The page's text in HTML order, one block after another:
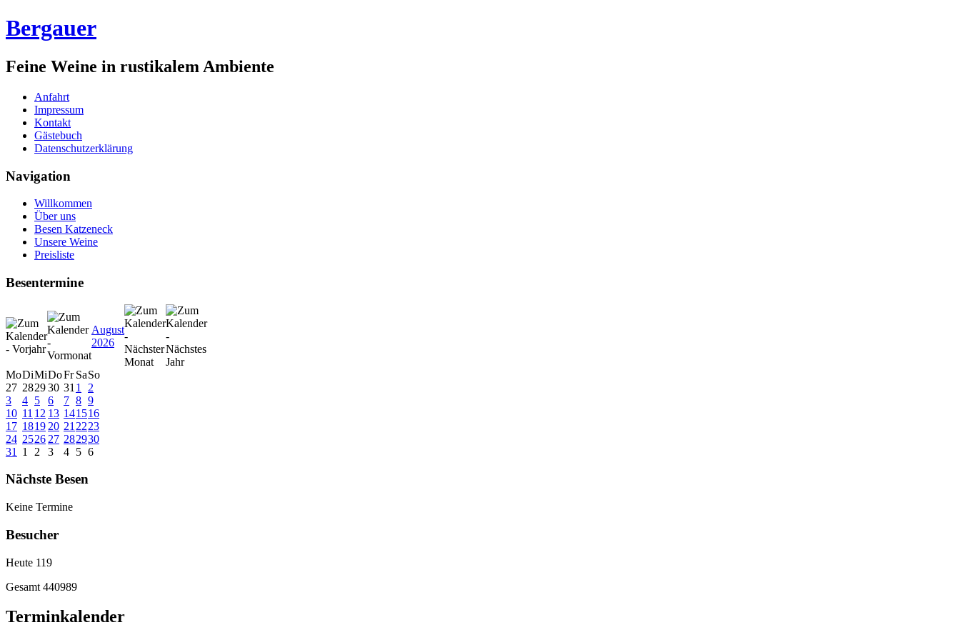
Bergauer
Feine Weine in rustikalem Ambiente
Anfahrt
Impressum
Kontakt
Gästebuch
Datenschutzerklärung
Navigation
Willkommen
Über uns
Besen Katzeneck
Unsere Weine
Preisliste
Besentermine
August
2026
MoDiMiDoFr SaSo
27 282930 31 1
2
3
4 5 6 7 8 9
10 11 12 13 141516
17 1819 20 21 2223
24 2526 27 282930
31
1 2 3 4 5 6
Nächste Besen
Keine Termine
Besucher
Heute 119
Gesamt 440989
Terminkalender